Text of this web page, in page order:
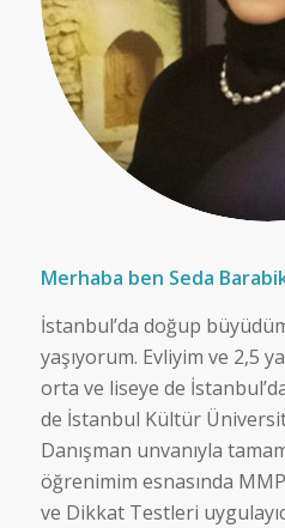
Merhaba ben Seda
İstanbul’da doğup
yaşıyorum. Evliyim ve 2,5
orta ve liseye de
de İstanbul Kültür
Danışman unvanıyla
öğrenimim esnasında
ve Dikkat Testleri